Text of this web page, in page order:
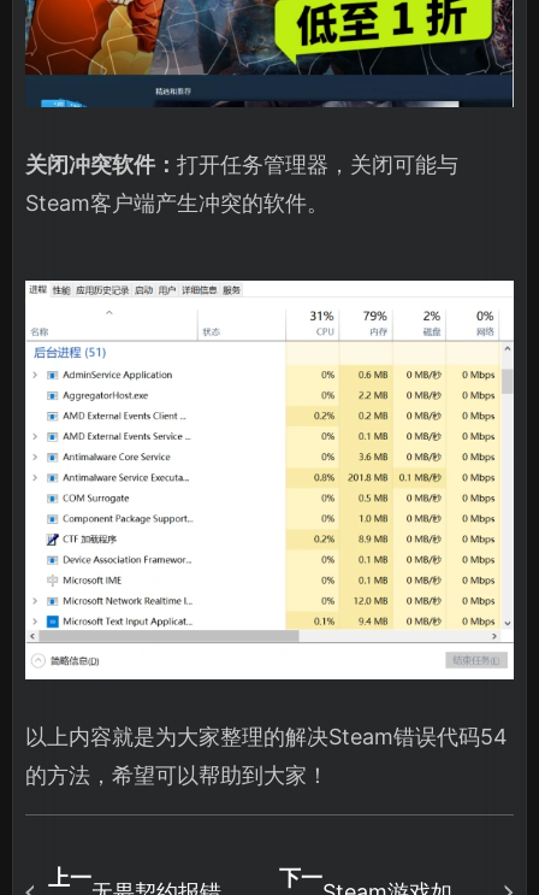
关闭冲突软件： 打开任务管理器，关闭可能与
Steam客户端产生冲突的软件。
以上内容就是为大家整理的解决Steam错误代码54
的方法，希望可以帮助到大家！
上一
下一